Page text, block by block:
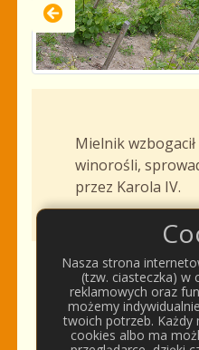
Mielnik
winorośli,
przez Karola IV.
Nasza strona
(tzw. ciasteczka) w
reklamowych oraz
możemy
twoich potrzeb. Każdy
cookies albo ma